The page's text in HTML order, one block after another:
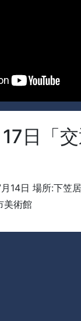
日「
14日 場所:下笠
美術館